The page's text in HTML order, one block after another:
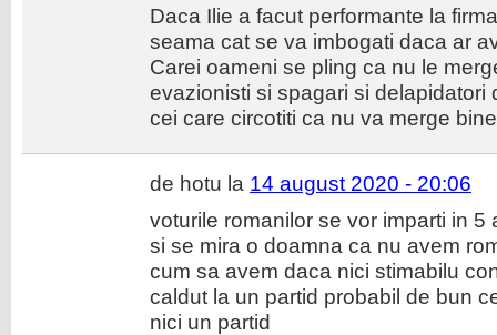
Daca Ilie a facut performante la
seama cat se va imbogati daca ar
Carei oameni se pling ca nu le
evazionisti si spagari si delapidatori
cei care circotiti ca nu va merge
de hotu la 14 august 2020 - 20:06
voturile romanilor se vor imparti in 5
si se mira o doamna ca nu avem
cum sa avem daca nici stimabilu
caldut la un partid probabil de bun
nici un partid